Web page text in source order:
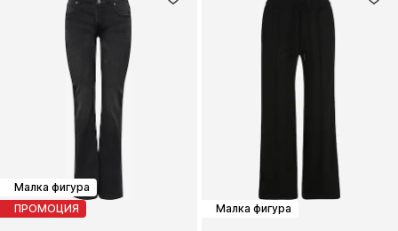
Малка фигура
ПРОМОЦИЯ
Малка фигура